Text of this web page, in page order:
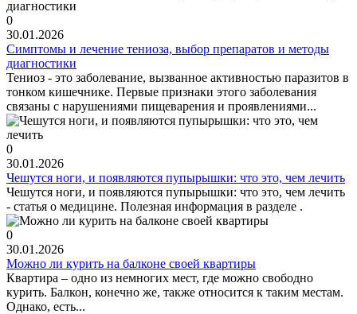
0
30.01.2026
Симптомы и лечение тениоза, выбор препаратов и методы
диагностики
Тениоз - это заболевание, вызванное активностью паразитов в
тонком кишечнике. Первые признаки этого заболевания
связаны с нарушениями пищеварения и проявлениями...
0
30.01.2026
Чешутся ноги, и появляются пупырышки: что это, чем лечить
Чешутся ноги, и появляются пупырышки: что это, чем лечить
- статья о медицине. Полезная информация в разделе .
0
30.01.2026
Можно ли курить на балконе своей квартиры
Квартира – одно из немногих мест, где можно свободно
курить. Балкон, конечно же, также относится к таким местам.
Однако, есть...